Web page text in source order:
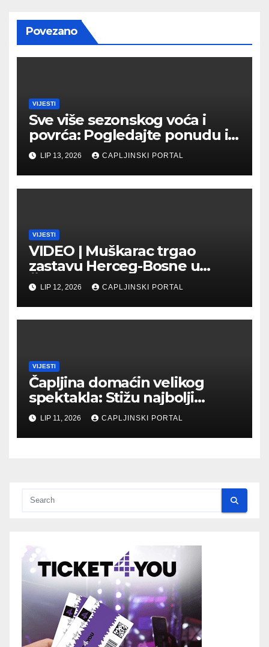
Povezano
VIJESTI
Sve više sezonskog voća i
povrća: Pogledajte ponudu i
cijene na čapljinskoj
Veletržnici
LIP 13, 2026 CAPLJINSKI PORTAL
VIJESTI
VIDEO | Muškarac trgao
zastavu Herceg-Bosne u
Čapljini: Traži se hitno
uhićenje
LIP 12, 2026 CAPLJINSKI PORTAL
VIJESTI
Čapljina domaćin velikog
spektakla: Stižu najbolji
biciklisti Balkana
LIP 11, 2026 CAPLJINSKI PORTAL